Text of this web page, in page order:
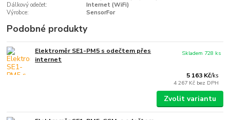
Dálkový odečet:
Internet (WiFi)
Výrobce:
SensorFor
Podobné produkty
Elektroměr SE1-PM5 s odečtem přes
internet
5 163 Kč/ks
4 267 Kč bez DPH
Skladem 728 ks
Zvolit variantu